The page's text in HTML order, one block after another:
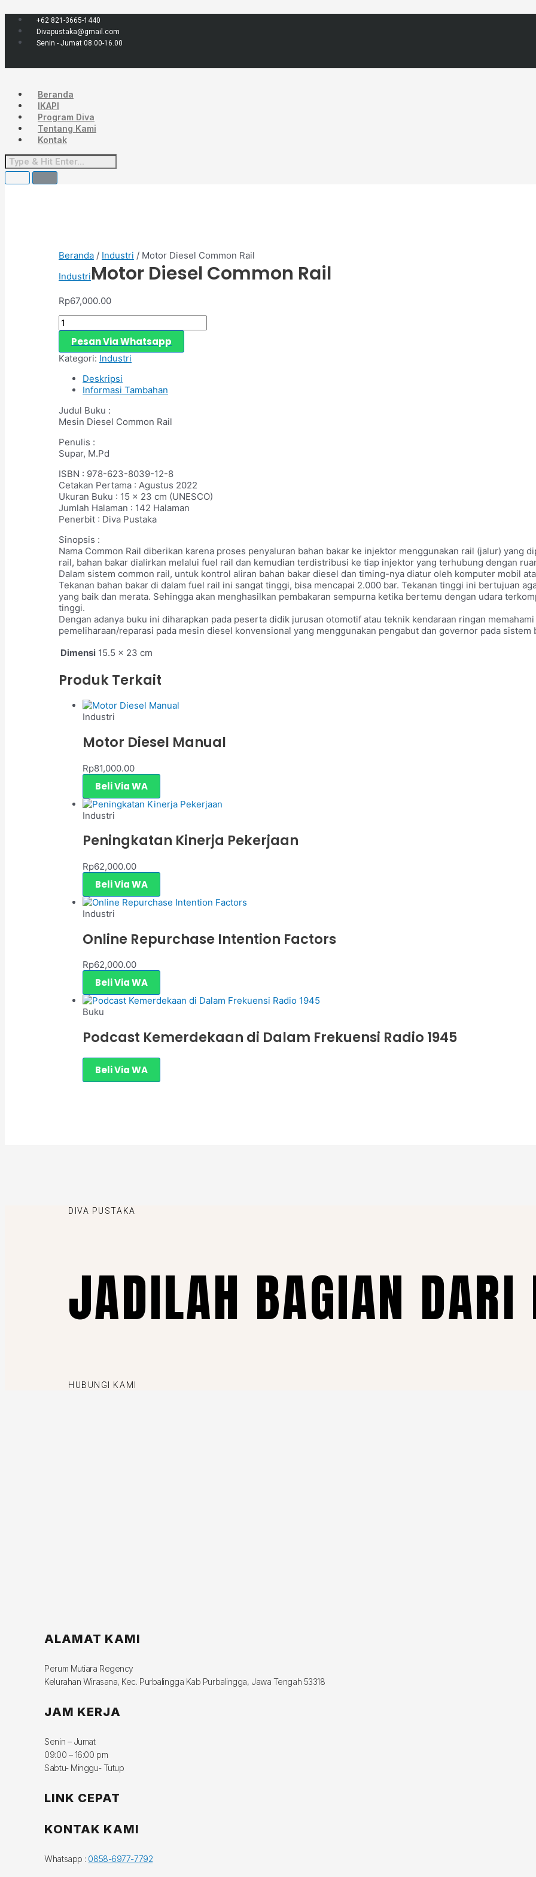
ke
konten
+62 821-3665-1440
Divapustaka@gmail.com
Senin - Jumat 08.00-16.00
Beranda
IKAPI
Program Diva
Tentang Kami
Kontak
Beranda / Industri / Motor Diesel Common Rail
IndustriMotor Diesel Common Rail
Rp67,000.00
Motor
Diesel
Common
Pesan Via Whatsapp
Kategori: Industri
Deskripsi
Informasi Tambahan
Judul Buku :
Mesin Diesel Common Rail
Penulis :
Supar, M.Pd
ISBN : 978-623-8039-12-8
Cetakan Pertama : Agustus 2022
Ukuran Buku : 15 x 23 cm (UNESCO)
Jumlah Halaman : 142 Halaman
Penerbit : Diva Pustaka
Sinopsis :
Nama Common Rail diberikan karena proses penyaluran bahan bakar ke injektor menggunakan rail (jalur) yang
rail, bahan bakar dialirkan melalui fuel rail dan kemudian terdistribusi ke tiap injektor yang terhubung dengan
Dalam sistem common rail, untuk kontrol aliran bahan bakar diesel dan timing-nya diatur oleh komputer mobil
Tekanan bahan bakar di dalam fuel rail ini sangat tinggi, bisa mencapai 2.000 bar. Tekanan tinggi ini bertujuan
yang baik dan merata. Sehingga akan menghasilkan pembakaran sempurna ketika bertemu dengan udara
tinggi.
Dengan adanya buku ini diharapkan pada peserta didik jurusan otomotif atau teknik kendaraan ringan
pemeliharaan/reparasi pada mesin diesel konvensional yang menggunakan pengabut dan governor pada sistem
Dimensi 15.5 × 23 cm
Produk Terkait
Industri
Motor Diesel Manual
Rp81,000.00
Beli Via WA
Industri
Peningkatan Kinerja Pekerjaan
Rp62,000.00
Beli Via WA
Industri
Online Repurchase Intention Factors
Rp62,000.00
Beli Via WA
Buku
Podcast Kemerdekaan di Dalam Frekuensi Radio 1945
Beli Via WA
DIVA PUSTAKA
JADILAH BAGIAN
HUBUNGI KAMI
ALAMAT KAMI
Perum Mutiara Regency
Kelurahan Wirasana, Kec. Purbalingga Kab Purbalingga, Jawa Tengah 53318
JAM KERJA
Senin – Jumat
09:00 – 16:00 pm
Sabtu- Minggu- Tutup
LINK CEPAT
KONTAK KAMI
Whatsapp : 0858-6977-7792